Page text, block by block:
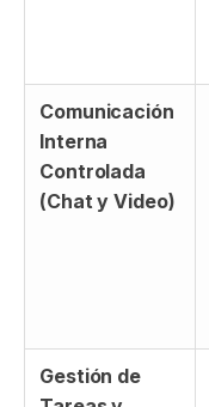
Comunicación
Interna
Controlada
(Chat y Video)
Gestión de